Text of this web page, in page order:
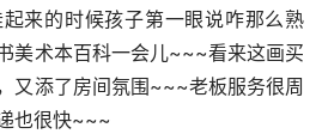
来的时候孩子第一眼说咋那么熟
美术本百科一会儿~~~看来这画买
又添了房间氛围~~~老板服务很周
也很快~~~